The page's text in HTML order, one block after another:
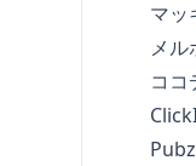
マッ
メル
ココ